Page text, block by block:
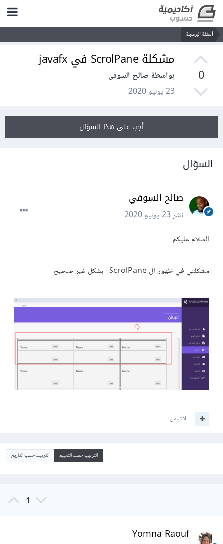
أسئلة البرمجة
0
مشكلة ScrolPane في javafx
بواسطة صالح السوفي
23 يوليو 2020
أجب على هذا السؤال
السؤال
صالح السوفي
نشر23 يوليو 2020
السلام عليكم
مشكلتي في ظهور ال ScrolPane بشكل غير صحيح
اقتباس
الترتيب حسب التقييم الترتيب حسب التاريخ
1
Yomna Raouf